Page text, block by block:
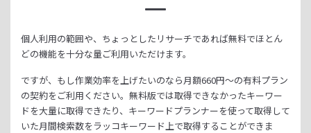
個人利用の範囲や、ちょっとしたリサーチであれば無料でほとん
どの機能を十分な量ご利用いただけます。
ですが、もし作業効率を上げたいのなら月額660円～の有料プラン
の契約をご利用ください。 無料版では取得できなかったキーワー
ドを大量に取得できたり、 キーワードプランナーを使って取得して
いた月間検索数をラッコキーワード上で取得することができま